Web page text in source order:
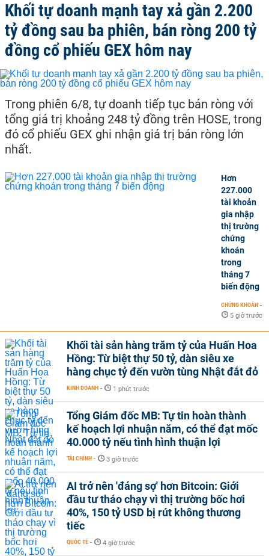
Khối tự doanh mạnh tay xả gần 2.200
tỷ đồng sau ba phiên, bán ròng 200 tỷ
đồng cổ phiếu GEX hôm nay
Trong phiên 6/8, tự doanh tiếp tục bán ròng với
tổng giá trị khoảng 248 tỷ đồng trên HOSE, trong
đó cổ phiếu GEX ghi nhận giá trị bán ròng lớn
nhất.
Hơn
227.000
tài khoản
gia nhập
thị trường
chứng
khoán
trong
tháng 7
biến động
CHỨNG KHOÁN -
5 giờ trước
Khối tài sản hàng trăm tỷ của Huấn Hoa
Hồng: Từ biệt thự 50 tỷ, dàn siêu xe
hàng chục tỷ đến vườn tùng Nhật đắt đỏ
KINH DOANH - 1 phút trước
Tổng Giám đốc MB: Tự tin hoàn thành
kế hoạch lợi nhuận năm, có thể đạt mốc
40.000 tỷ nếu tình hình thuận lợi
TÀI CHÍNH - 3 giờ trước
AI trở nên 'đáng sợ' hơn Bitcoin: Giới
đầu tư tháo chạy vì thị trường bốc hơi
40%, 150 tỷ USD bị rút không thương
tiếc
QUỐC TẾ - 4 giờ trước